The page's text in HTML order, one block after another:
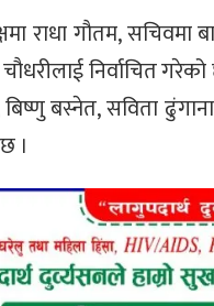
राधा गौतम,
निर्वाचित
बस्नेत, सविता ढुंगाना,
।